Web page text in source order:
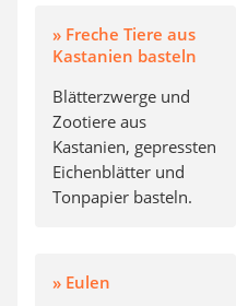
» Freche Tiere aus
Kastanien basteln
Blätterzwerge und
Zootiere aus
Kastanien, gepressten
Eichenblätter und
Tonpapier basteln.
» Eulen